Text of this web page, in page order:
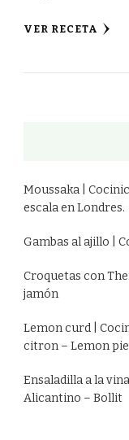
VER RECETA
Moussaka |
escala en Londres.
Gambas al ajillo |
Croquetas con
jamón
Lemon curd |
citron – Lemon pie
Ensaladilla a la
Alicantino – Bollit